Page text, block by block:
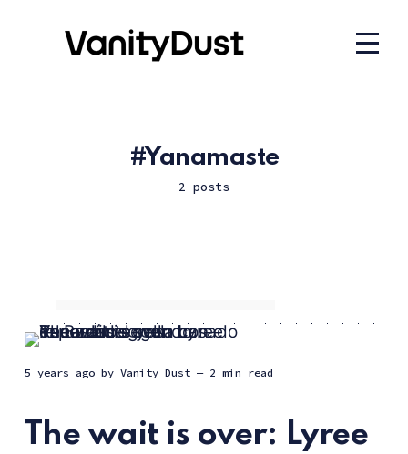
Yanamaste
2 posts
5 years agoby Vanity Dust — 2 min read
The wait is over: Lyree